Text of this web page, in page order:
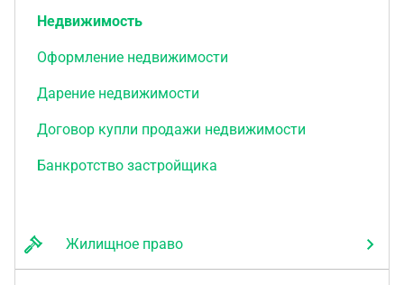
Недвижимость
Оформление недвижимости
Дарение недвижимости
Договор купли продажи недвижимости
Банкротство застройщика
Жилищное право